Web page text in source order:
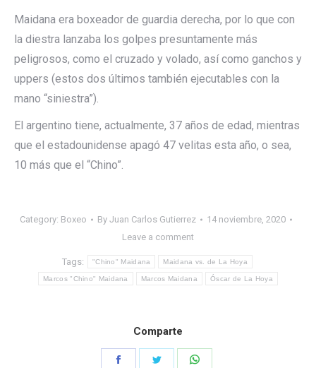
Maidana era boxeador de guardia derecha, por lo que con
la diestra lanzaba los golpes presuntamente más
peligrosos, como el cruzado y volado, así como ganchos y
uppers (estos dos últimos también ejecutables con la
mano “siniestra”).
El argentino tiene, actualmente, 37 años de edad, mientras
que el estadounidense apagó 47 velitas esta año, o sea,
10 más que el “Chino”.
Category: Boxeo By Juan Carlos Gutierrez
14 noviembre, 2020
Leave a comment
Tags: "Chino" Maidana Maidana vs. de La Hoya
Marcos "Chino" Maidana Marcos Maidana Óscar de La Hoya
Comparte
Share